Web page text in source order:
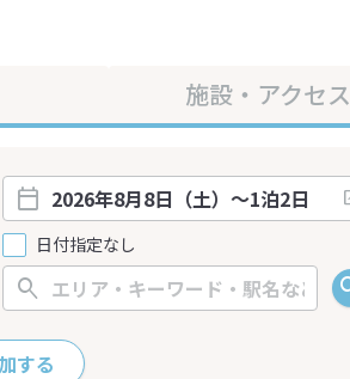
施設・アクセス
日付指定なし
する